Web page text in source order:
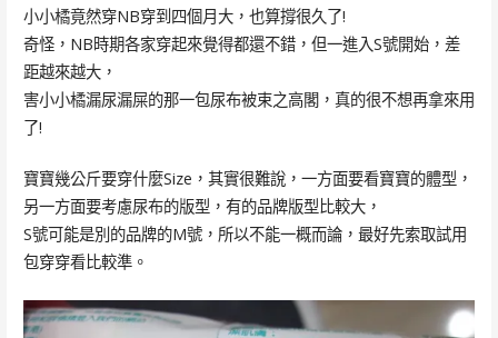
小小橘竟然穿NB穿到四個月大，也算撐很久了!
奇怪，NB時期各家穿起來覺得都還不錯，但一進入S號開始，差
距越來越大，
害小小橘漏尿漏屎的那一包尿布被束之高閣，真的很不想再拿來用
了!
寶寶幾公斤要穿什麼Size，其實很難說，一方面要看寶寶的體型，
另一方面要考慮尿布的版型，有的品牌版型比較大，
S號可能是別的品牌的M號，所以不能一概而論，最好先索取試用
包穿穿看比較準。